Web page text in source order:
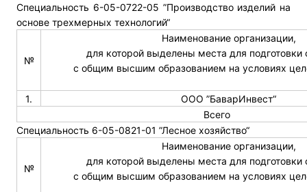
Специальность 6-05-0722-05 ”Производство изделий на
основе трехмерных технологий“
№
Наименование организации,
для которой выделены места для подготовки
с общим высшим образованием на условиях
1.
ООО ”БаварИнвест“
Всего
Специальность 6-05-0821-01 ”Лесное хозяйство“
№
Наименование организации,
для которой выделены места для подготовки
с общим высшим образованием на условиях